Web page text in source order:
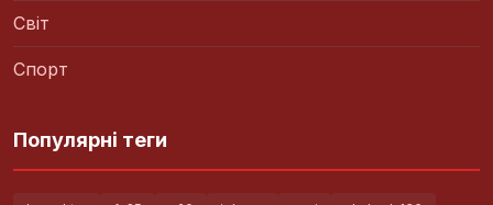
Світ
Спорт
Популярні теги